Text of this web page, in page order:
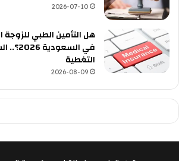
2026-07-10
هل التأمين الطبي للزوجة
في
التغطية
2026-08-09